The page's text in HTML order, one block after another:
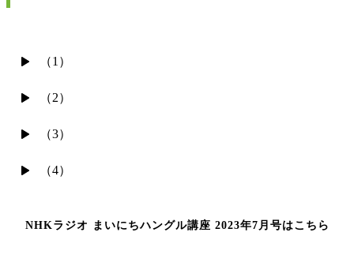
（1）
（2）
（3）
（4）
NHKラジオ まいにちハングル講座 2023年7月号はこちら